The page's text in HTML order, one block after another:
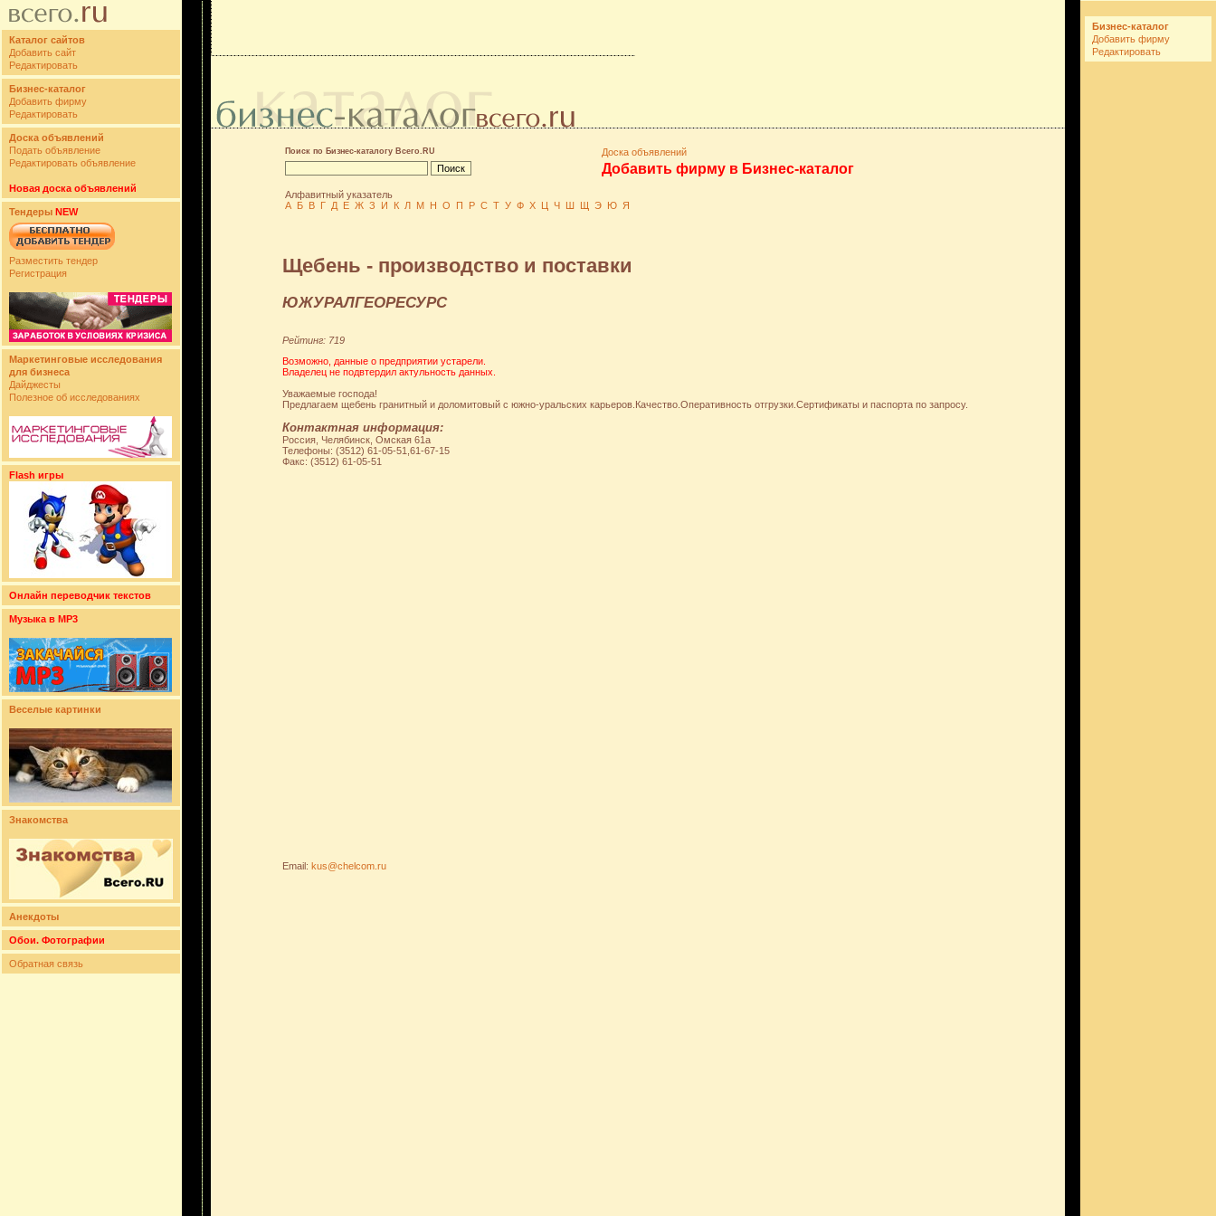
Каталог сайтов
Добавить сайт
Редактировать
Бизнес-каталог
Добавить фирму
Редактировать
Доска объявлений
Подать объявление
Редактировать объявление
Новая доска объявлений
Тендеры NEW
Разместить тендер
Регистрация
Маркетинговые исследования
для бизнеса
Дайджесты
Полезное об исследованиях
Flash игры
Онлайн переводчик текстов
Музыка в MP3
Веселые картинки
Знакомства
Анекдоты
Обои. Фотографии
Обратная связь
Бизнес-каталог
Добавить фирму
Редактировать
Поиск по Бизнес-каталогу Всего.RU Доска объявлений
Добавить фирму в Бизнес-каталог
Алфавитный указатель
А Б В Г Д Е Ж З И К Л М Н О П Р С Т У Ф Х Ц Ч Ш Щ Э Ю Я
Щебень - производство и поставки
ЮЖУРАЛГЕОРЕСУРС
Рейтинг: 719
Возможно, данные о предприятии устарели.
Владелец не подвтердил актульность данных.
Уважаемые господа!
Предлагаем щебень гранитный и доломитовый с южно-уральских карьеров.Качество.Оперативность отгрузки.Сертификаты и паспорта по запросу.
Контактная информация:
Россия, Челябинск, Омская 61а
Телефоны: (3512) 61-05-51,61-67-15
Факс: (3512) 61-05-51
Email: kus@chelcom.ru